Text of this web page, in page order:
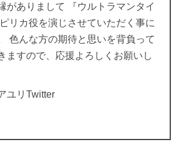
がありまして 『ウルトラマンタイ
リカ役を演じさせていただく事に
色んな方の期待と思いを背負って
ますので、応援よろしくお願いし
ユリTwitter